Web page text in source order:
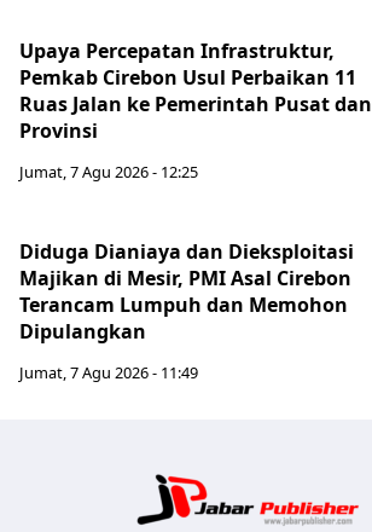
Upaya Percepatan Infrastruktur,
Pemkab Cirebon Usul Perbaikan 11
Ruas Jalan ke Pemerintah Pusat dan
Provinsi
Jumat, 7 Agu 2026 - 12:25
Diduga Dianiaya dan Dieksploitasi
Majikan di Mesir, PMI Asal Cirebon
Terancam Lumpuh dan Memohon
Dipulangkan
Jumat, 7 Agu 2026 - 11:49